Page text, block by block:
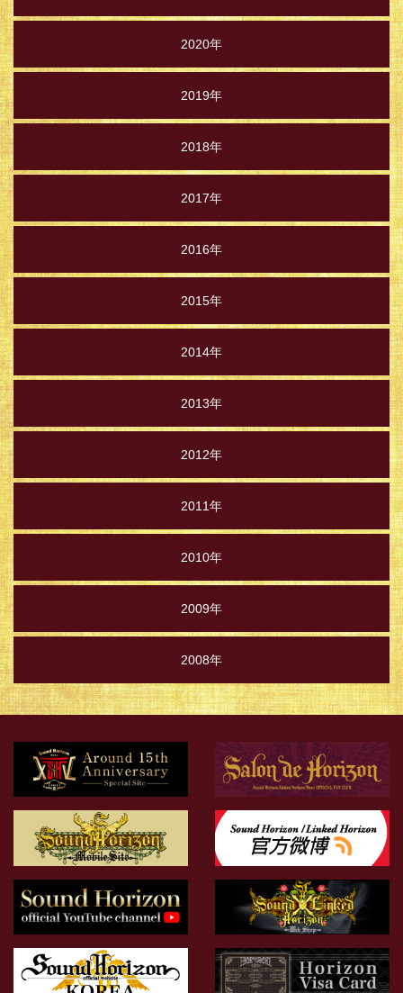
2020年
2019年
2018年
2017年
2016年
2015年
2014年
2013年
2012年
2011年
2010年
2009年
2008年